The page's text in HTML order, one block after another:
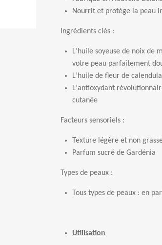
Nourrit et protège la peau
Ingrédients clés :
L’huile soyeuse de noix de
votre peau parfaitement
L’huile de fleur de calendula
L’antioxydant ré
cutanée
Facteurs sensoriels :
Texture l égère et non
Parfum sucré de Gardénia
Types de peaux :
Tous types de peaux : en
Utilisation